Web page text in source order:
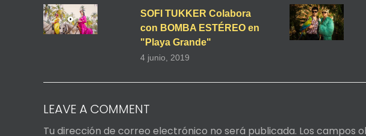
SOFI TUKKER Colabora
con BOMBA ESTÉREO en
"Playa Grande"
4 junio, 2019
LEAVE A COMMENT
Tu dirección de correo electrónico no será publicada. Los campos